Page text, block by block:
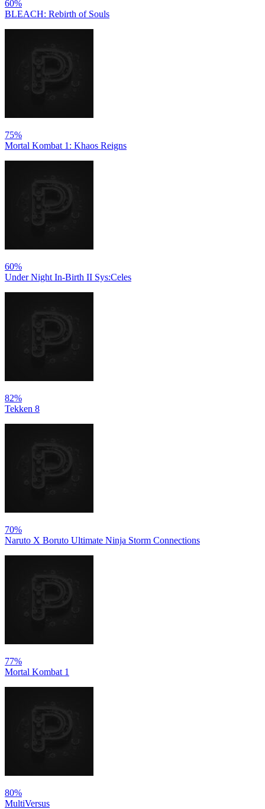
60%
BLEACH: Rebirth of Souls
75%
Mortal Kombat 1: Khaos Reigns
60%
Under Night In-Birth II Sys:Celes
82%
Tekken 8
70%
Naruto X Boruto Ultimate Ninja Storm Connections
77%
Mortal Kombat 1
80%
MultiVersus